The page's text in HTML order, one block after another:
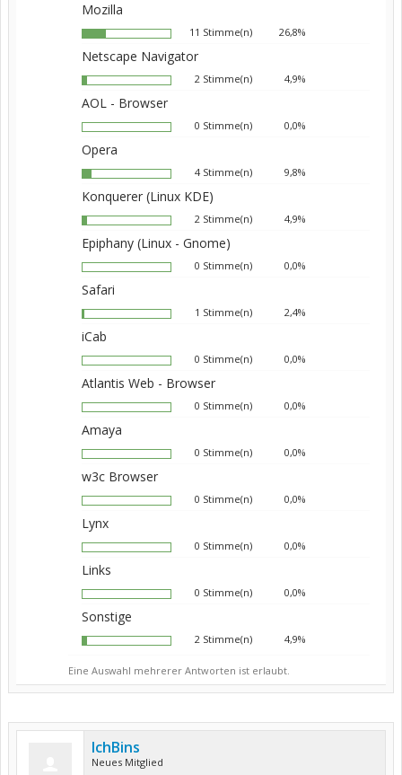
Mozilla
11 Stimme(n) 26,8%
Netscape Navigator
2 Stimme(n) 4,9%
AOL - Browser
0 Stimme(n) 0,0%
Opera
4 Stimme(n) 9,8%
Konquerer (Linux KDE)
2 Stimme(n) 4,9%
Epiphany (Linux - Gnome)
0 Stimme(n) 0,0%
Safari
1 Stimme(n) 2,4%
iCab
0 Stimme(n) 0,0%
Atlantis Web - Browser
0 Stimme(n) 0,0%
Amaya
0 Stimme(n) 0,0%
w3c Browser
0 Stimme(n) 0,0%
Lynx
0 Stimme(n) 0,0%
Links
0 Stimme(n) 0,0%
Sonstige
2 Stimme(n) 4,9%
Eine Auswahl mehrerer Antworten ist erlaubt.
IchBins
Neues Mitglied